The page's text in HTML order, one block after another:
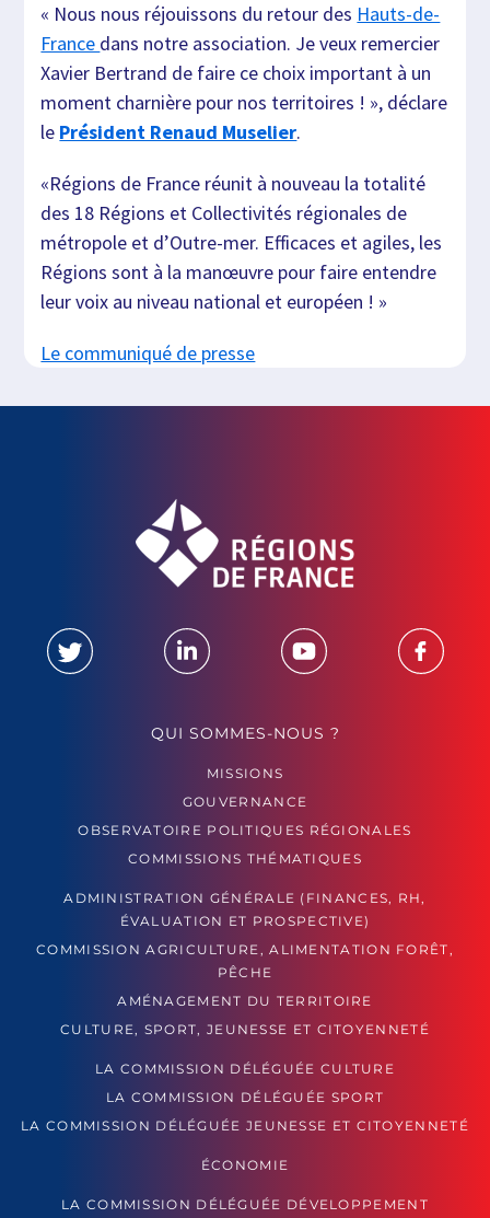
« Nous nous réjouissons du retour des Hauts-de-
France dans notre association. Je veux remercier
Xavier Bertrand de faire ce choix important à un
moment charnière pour nos territoires ! », déclare
le Président Renaud Muselier.
«Régions de France réunit à nouveau la totalité
des 18 Régions et Collectivités régionales de
métropole et d’Outre-mer. Efficaces et agiles, les
Régions sont à la manœuvre pour faire entendre
leur voix au niveau national et européen ! »
Le communiqué de presse
QUI SOMMES-NOUS ?
MISSIONS
GOUVERNANCE
OBSERVATOIRE POLITIQUES RÉGIONALES
COMMISSIONS THÉMATIQUES
ADMINISTRATION GÉNÉRALE (FINANCES, RH,
ÉVALUATION ET PROSPECTIVE)
COMMISSION AGRICULTURE, ALIMENTATION FORÊT,
PÊCHE
AMÉNAGEMENT DU TERRITOIRE
CULTURE, SPORT, JEUNESSE ET CITOYENNETÉ
LA COMMISSION DÉLÉGUÉE CULTURE
LA COMMISSION DÉLÉGUÉE SPORT
LA COMMISSION DÉLÉGUÉE JEUNESSE ET CITOYENNETÉ
ÉCONOMIE
LA COMMISSION DÉLÉGUÉE DÉVELOPPEMENT